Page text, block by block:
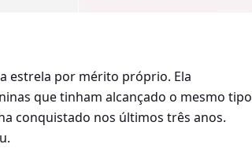
estrela por mérito próprio. Ela
que tinham alcançado o mesmo tipo
conquistado nos últimos três anos.